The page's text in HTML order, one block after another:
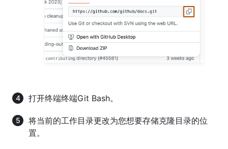
打开终端终端Git Bash。
将当前的工作目录更改为您想要存储克隆目录的位
置。